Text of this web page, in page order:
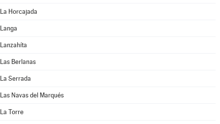
La Horcajada
Langa
Lanzahíta
Las Berlanas
La Serrada
Las Navas del Marqués
La Torre